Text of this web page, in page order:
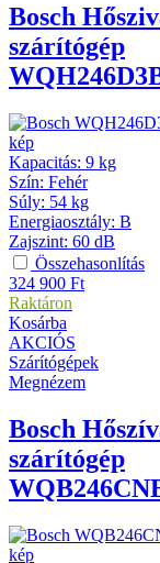
Bosch
szárítógép
Kapacitás: 9 kg
Szín: Fehér
Súly: 54 kg
Energiaosztály: B
Zajszint: 60 dB
Összehasonlítás
324 900 Ft
Raktáron
Kosárba
AKCIÓS
Szárítógépek
Megnézem
Bosch
szárítógép